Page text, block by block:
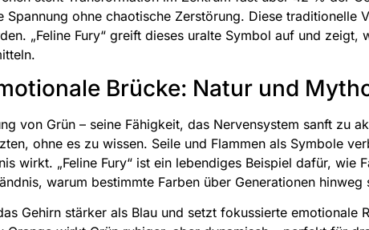
Spannung ohne chaotische Zerstörung. Diese
„Feline Fury“ greift dieses uralte Symbol auf und
Brücke: Natur und
von Grün – seine Fähigkeit, das Nervensystem sanft zu
ohne es zu wissen. Seile und Flammen als Symbole
wirkt. „Feline Fury“ ist ein lebendiges Beispiel dafür,
warum bestimmte Farben über Generationen
Gehirn stärker als Blau und setzt fokussierte emotionale